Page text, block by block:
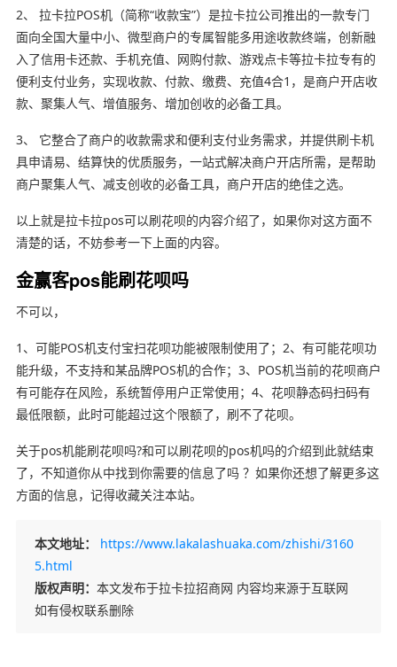
2、 拉卡拉POS机（简称“收款宝”）是拉卡拉公司推出的一款专门
面向全国大量中小、微型商户的专属智能多用途收款终端，创新融
入了信用卡还款、手机充值、网购付款、游戏点卡等拉卡拉专有的
便利支付业务，实现收款、付款、缴费、充值4合1，是商户开店收
款、聚集人气、增值服务、增加创收的必备工具。
3、 它整合了商户的收款需求和便利支付业务需求，并提供刷卡机
具申请易、结算快的优质服务，一站式解决商户开店所需，是帮助
商户聚集人气、减支创收的必备工具，商户开店的绝佳之选。
以上就是拉卡拉pos可以刷花呗的内容介绍了，如果你对这方面不
清楚的话，不妨参考一下上面的内容。
金赢客pos能刷花呗吗
不可以，
1、可能POS机支付宝扫花呗功能被限制使用了；2、有可能花呗功
能升级，不支持和某品牌POS机的合作；3、POS机当前的花呗商户
有可能存在风险，系统暂停用户正常使用；4、花呗静态码扫码有
最低限额，此时可能超过这个限额了，刷不了花呗。
关于pos机能刷花呗吗?和可以刷花呗的pos机吗的介绍到此就结束
了，不知道你从中找到你需要的信息了吗 ？如果你还想了解更多这
方面的信息，记得收藏关注本站。
本文地址：
https://www.lakalashuaka.com/zhishi/3160
5.html
版权声明： 本文发布于拉卡拉招商网 内容均来源于互联网
如有侵权联系删除